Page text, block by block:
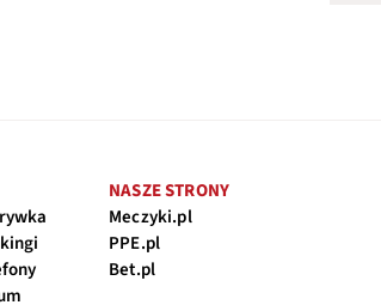
NASZE STRONY
Meczyki.pl
PPE.pl
Bet.pl